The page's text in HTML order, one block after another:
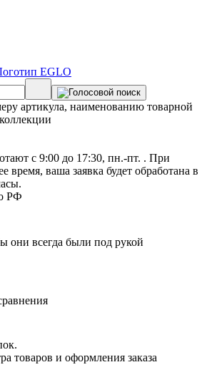
артикула, наименованию товарной
с 9:00 до 17:30, пн.-пт. . При
время, ваша заявка будет обработана в
РФ
они всегда были под рукой
товаров и оформления заказа